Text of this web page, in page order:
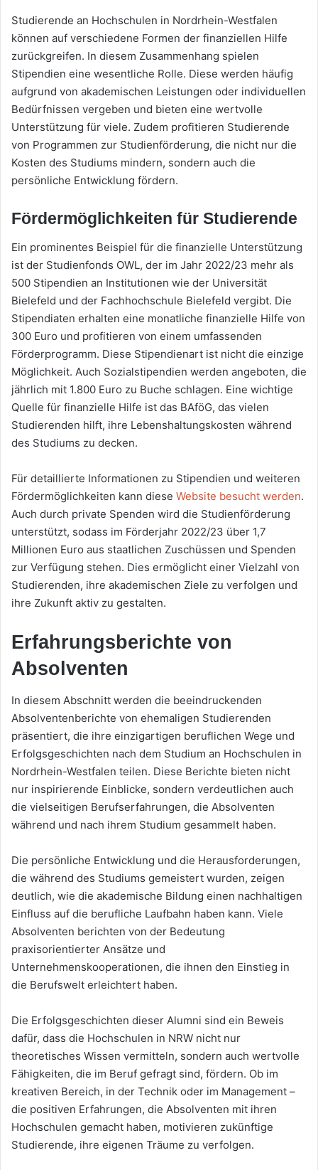
Studierende an Hochschulen in Nordrhein-Westfalen
können auf verschiedene Formen der finanziellen Hilfe
zurückgreifen. In diesem Zusammenhang spielen
Stipendien eine wesentliche Rolle. Diese werden häufig
aufgrund von akademischen Leistungen oder individuellen
Bedürfnissen vergeben und bieten eine wertvolle
Unterstützung für viele. Zudem profitieren Studierende
von Programmen zur Studienförderung, die nicht nur die
Kosten des Studiums mindern, sondern auch die
persönliche Entwicklung fördern.
Fördermöglichkeiten für Studierende
Ein prominentes Beispiel für die finanzielle Unterstützung
ist der Studienfonds OWL, der im Jahr 2022/23 mehr als
500 Stipendien an Institutionen wie der Universität
Bielefeld und der Fachhochschule Bielefeld vergibt. Die
Stipendiaten erhalten eine monatliche finanzielle Hilfe von
300 Euro und profitieren von einem umfassenden
Förderprogramm. Diese Stipendienart ist nicht die einzige
Möglichkeit. Auch Sozialstipendien werden angeboten, die
jährlich mit 1.800 Euro zu Buche schlagen. Eine wichtige
Quelle für finanzielle Hilfe ist das BAföG, das vielen
Studierenden hilft, ihre Lebenshaltungskosten während
des Studiums zu decken.
Für detaillierte Informationen zu Stipendien und weiteren
Fördermöglichkeiten kann diese Website besucht werden.
Auch durch private Spenden wird die Studienförderung
unterstützt, sodass im Förderjahr 2022/23 über 1,7
Millionen Euro aus staatlichen Zuschüssen und Spenden
zur Verfügung stehen. Dies ermöglicht einer Vielzahl von
Studierenden, ihre akademischen Ziele zu verfolgen und
ihre Zukunft aktiv zu gestalten.
Erfahrungsberichte von
Absolventen
In diesem Abschnitt werden die beeindruckenden
Absolventenberichte von ehemaligen Studierenden
präsentiert, die ihre einzigartigen beruflichen Wege und
Erfolgsgeschichten nach dem Studium an Hochschulen in
Nordrhein-Westfalen teilen. Diese Berichte bieten nicht
nur inspirierende Einblicke, sondern verdeutlichen auch
die vielseitigen Berufserfahrungen, die Absolventen
während und nach ihrem Studium gesammelt haben.
Die persönliche Entwicklung und die Herausforderungen,
die während des Studiums gemeistert wurden, zeigen
deutlich, wie die akademische Bildung einen nachhaltigen
Einfluss auf die berufliche Laufbahn haben kann. Viele
Absolventen berichten von der Bedeutung
praxisorientierter Ansätze und
Unternehmenskooperationen, die ihnen den Einstieg in
die Berufswelt erleichtert haben.
Die Erfolgsgeschichten dieser Alumni sind ein Beweis
dafür, dass die Hochschulen in NRW nicht nur
theoretisches Wissen vermitteln, sondern auch wertvolle
Fähigkeiten, die im Beruf gefragt sind, fördern. Ob im
kreativen Bereich, in der Technik oder im Management –
die positiven Erfahrungen, die Absolventen mit ihren
Hochschulen gemacht haben, motivieren zukünftige
Studierende, ihre eigenen Träume zu verfolgen.